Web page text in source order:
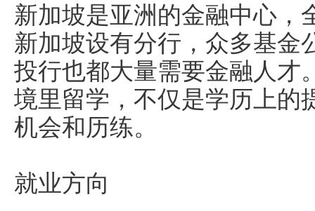
新加坡是亚洲的金融中心
新加坡设有分行，众多基金
投行也都大量需要金融人才
境里留学，不仅是学历上的
机会和历练。
就业方向